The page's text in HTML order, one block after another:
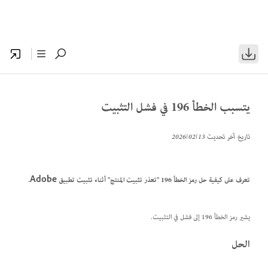
يتسبب الخطأ 196 في فشل التثبيت
تاريخ آخر تحديث13‏/02‏/2026
تعرف على كيفية حل رمز الخطأ 196 "تعذر تثبيت المنتج" أثناء تثبيت تطبيق Adobe.
يشير رمز الخطأ 196 إلى فشل في التثبيت.
الحل